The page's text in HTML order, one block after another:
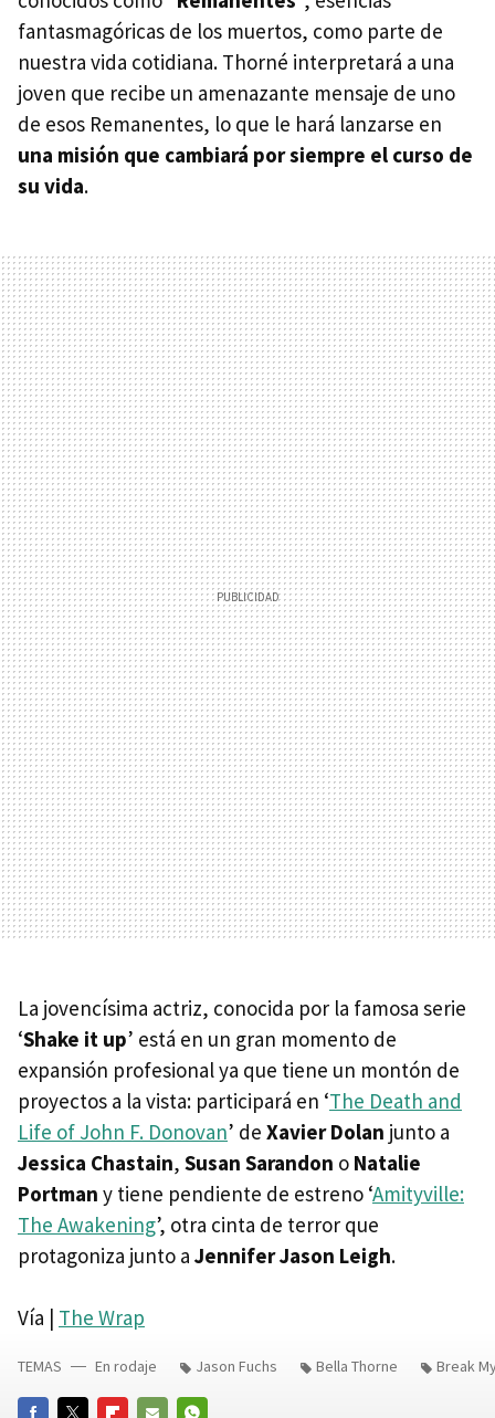
fantasmagóricas de los muertos, como parte de
nuestra vida cotidiana. Thorné interpretará a una
joven que recibe un amenazante mensaje de uno
de esos Remanentes, lo que le hará lanzarse en
una misión que cambiará por siempre el curso de
su vida.
La jovencísima actriz, conocida por la famosa serie
‘Shake it up’ está en un gran momento de
expansión profesional ya que tiene un montón de
proyectos a la vista: participará en ‘The Death and
Life of John F. Donovan’ de Xavier Dolan junto a
Jessica Chastain, Susan Sarandon o Natalie
Portman y tiene pendiente de estreno ‘Amityville:
The Awakening’, otra cinta de terror que
protagoniza junto a Jennifer Jason Leigh.
Vía | The Wrap
TEMAS En rodaje Jason Fuchs Bella Thorne Break